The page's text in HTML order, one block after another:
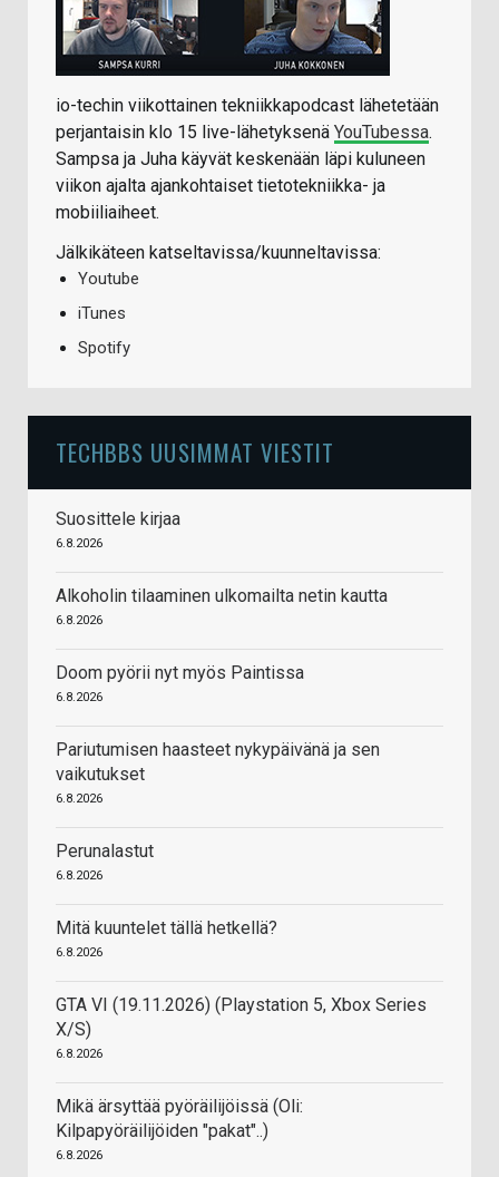
io-techin viikottainen tekniikkapodcast lähetetään
perjantaisin klo 15 live-lähetyksenä YouTubessa.
Sampsa ja Juha käyvät keskenään läpi kuluneen
viikon ajalta ajankohtaiset tietotekniikka- ja
mobiiliaiheet.
Jälkikäteen katseltavissa/kuunneltavissa:
Youtube
iTunes
Spotify
TECHBBS UUSIMMAT VIESTIT
Suosittele kirjaa
6.8.2026
Alkoholin tilaaminen ulkomailta netin kautta
6.8.2026
Doom pyörii nyt myös Paintissa
6.8.2026
Pariutumisen haasteet nykypäivänä ja sen
vaikutukset
6.8.2026
Perunalastut
6.8.2026
Mitä kuuntelet tällä hetkellä?
6.8.2026
GTA VI (19.11.2026) (Playstation 5, Xbox Series
X/S)
6.8.2026
Mikä ärsyttää pyöräilijöissä (Oli:
Kilpapyöräilijöiden "pakat"..)
6.8.2026